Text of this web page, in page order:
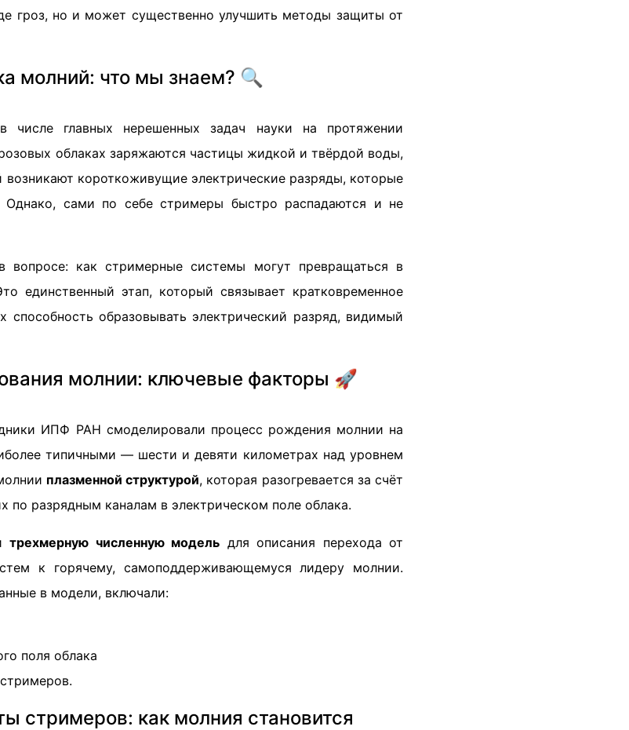
гроз, но и может существенно улучшить методы защиты от
молний: что мы знаем? 🔍
числе главных нерешенных задач науки на протяжении
облаках заряжаются частицы жидкой и твёрдой воды,
возникают короткоживущие электрические разряды, которые
Однако, сами по себе стримеры быстро распадаются и не
вопросе: как стримерные системы могут превращаться в
единственный этап, который связывает кратковременное
способность образовывать электрический разряд, видимый
молнии: ключевые факторы 🚀
ИПФ РАН смоделировали процесс рождения молнии на
типичными — шести и девяти километрах над уровнем
плазменной структурой, которая разогревается за счёт
по разрядным каналам в электрическом поле облака.
трехмерную численную модель для описания перехода от
к горячему, самоподдерживающемуся лидеру молнии.
в модели, включали:
поля облака
стримеров: как молния становится